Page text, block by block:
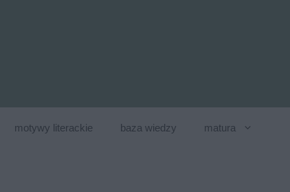
motywy literackie baza wiedzy matura